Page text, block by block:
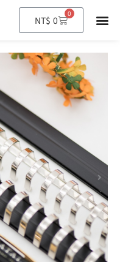
NT$ 0
0
購
物